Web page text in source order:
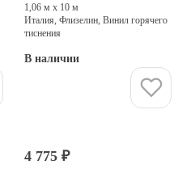
1,06 м х 10 м
Италия, Флизелин, Винил горячего
тиснения
В наличии
4 775 ₽